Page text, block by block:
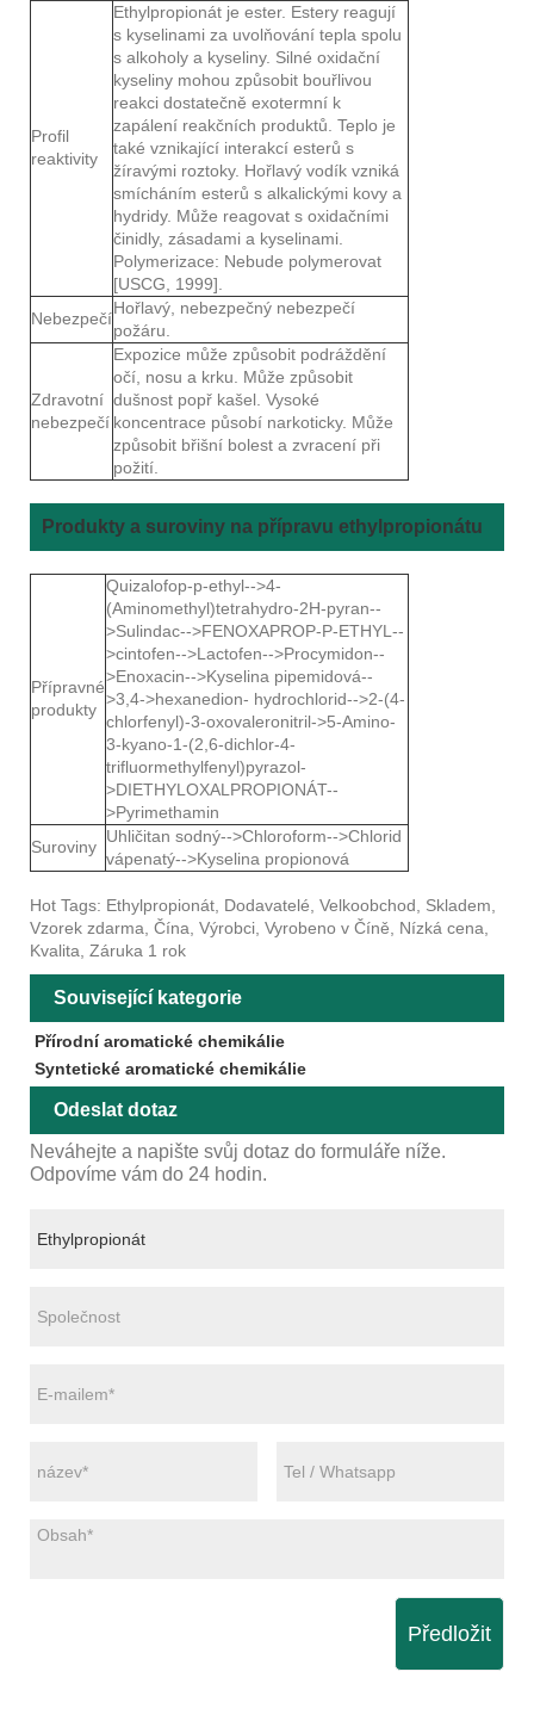
Profil
reaktivity
Ethylpropionát je ester. Estery reagují
s kyselinami za uvolňování tepla spolu
s alkoholy a kyseliny. Silné oxidační
kyseliny mohou způsobit bouřlivou
reakci dostatečně exotermní k
zapálení reakčních produktů. Teplo je
také vznikající interakcí esterů s
žíravými roztoky. Hořlavý vodík vzniká
smícháním esterů s alkalickými kovy a
hydridy. Může reagovat s oxidačními
činidly, zásadami a kyselinami.
Polymerizace: Nebude polymerovat
[USCG, 1999].
Nebezpečí
Hořlavý, nebezpečný nebezpečí
požáru.
Zdravotní
nebezpečí
Expozice může způsobit podráždění
očí, nosu a krku. Může způsobit
dušnost popř kašel. Vysoké
koncentrace působí narkoticky. Může
způsobit břišní bolest a zvracení při
požití.
Produkty a suroviny na přípravu ethylpropionátu
Přípravné
produkty
Quizalofop-p-ethyl-->4-
(Aminomethyl)tetrahydro-2H-pyran--
>Sulindac-->FENOXAPROP-P-ETHYL--
>cintofen-->Lactofen-->Procymidon--
>Enoxacin-->Kyselina pipemidová--
>3,4->hexanedion- hydrochlorid-->2-(4-
chlorfenyl)-3-oxovaleronitril->5-Amino-
3-kyano-1-(2,6-dichlor-4-
trifluormethylfenyl)pyrazol-
>DIETHYLOXALPROPIONÁT--
>Pyrimethamin
Suroviny
Uhličitan sodný-->Chloroform-->Chlorid
vápenatý-->Kyselina propionová
Hot Tags: Ethylpropionát, Dodavatelé, Velkoobchod, Skladem,
Vzorek zdarma, Čína, Výrobci, Vyrobeno v Číně, Nízká cena,
Kvalita, Záruka 1 rok
Související kategorie
Přírodní aromatické chemikálie
Syntetické aromatické chemikálie
Odeslat dotaz
Neváhejte a napište svůj dotaz do formuláře níže.
Odpovíme vám do 24 hodin.
Předložit